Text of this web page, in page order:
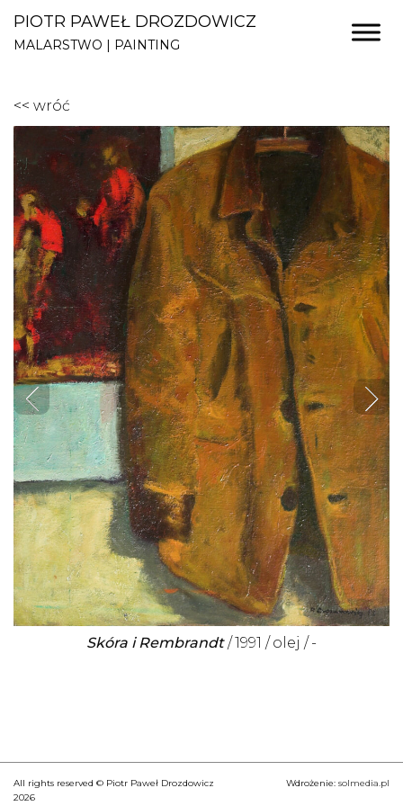
PIOTR PAWEŁ DROZDOWICZ
MALARSTWO | PAINTING
<< wróć
Skóra i Rembrandt 1991 olej -
All rights reserved © Piotr Paweł Drozdowicz
2026
Wdrożenie: solmedia.pl